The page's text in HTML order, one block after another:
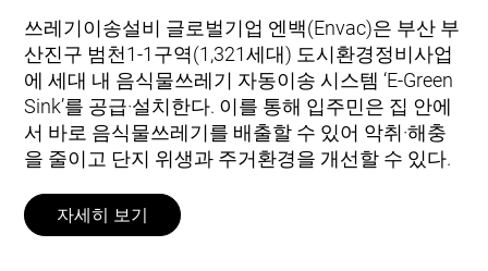
쓰레기이송설비 글로벌기업 엔백(Envac)은 부산 부
산진구 범천1-1구역(1,321세대) 도시환경정비사업
에 세대 내 음식물쓰레기 자동이송 시스템 ‘E-Green
Sink’를 공급·설치한다. 이를 통해 입주민은 집 안에
서 바로 음식물쓰레기를 배출할 수 있어 악취·해충
을 줄이고 단지 위생과 주거환경을 개선할 수 있다.
자세히 보기